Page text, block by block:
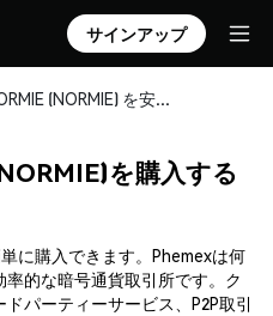
サインアップ
NORMIE (NORMIE) を安全に購入・保管
を購入する
に購入できます。Phemexは何
的な暗号通貨取引所です。ク
パーティーサービス、P2P取引